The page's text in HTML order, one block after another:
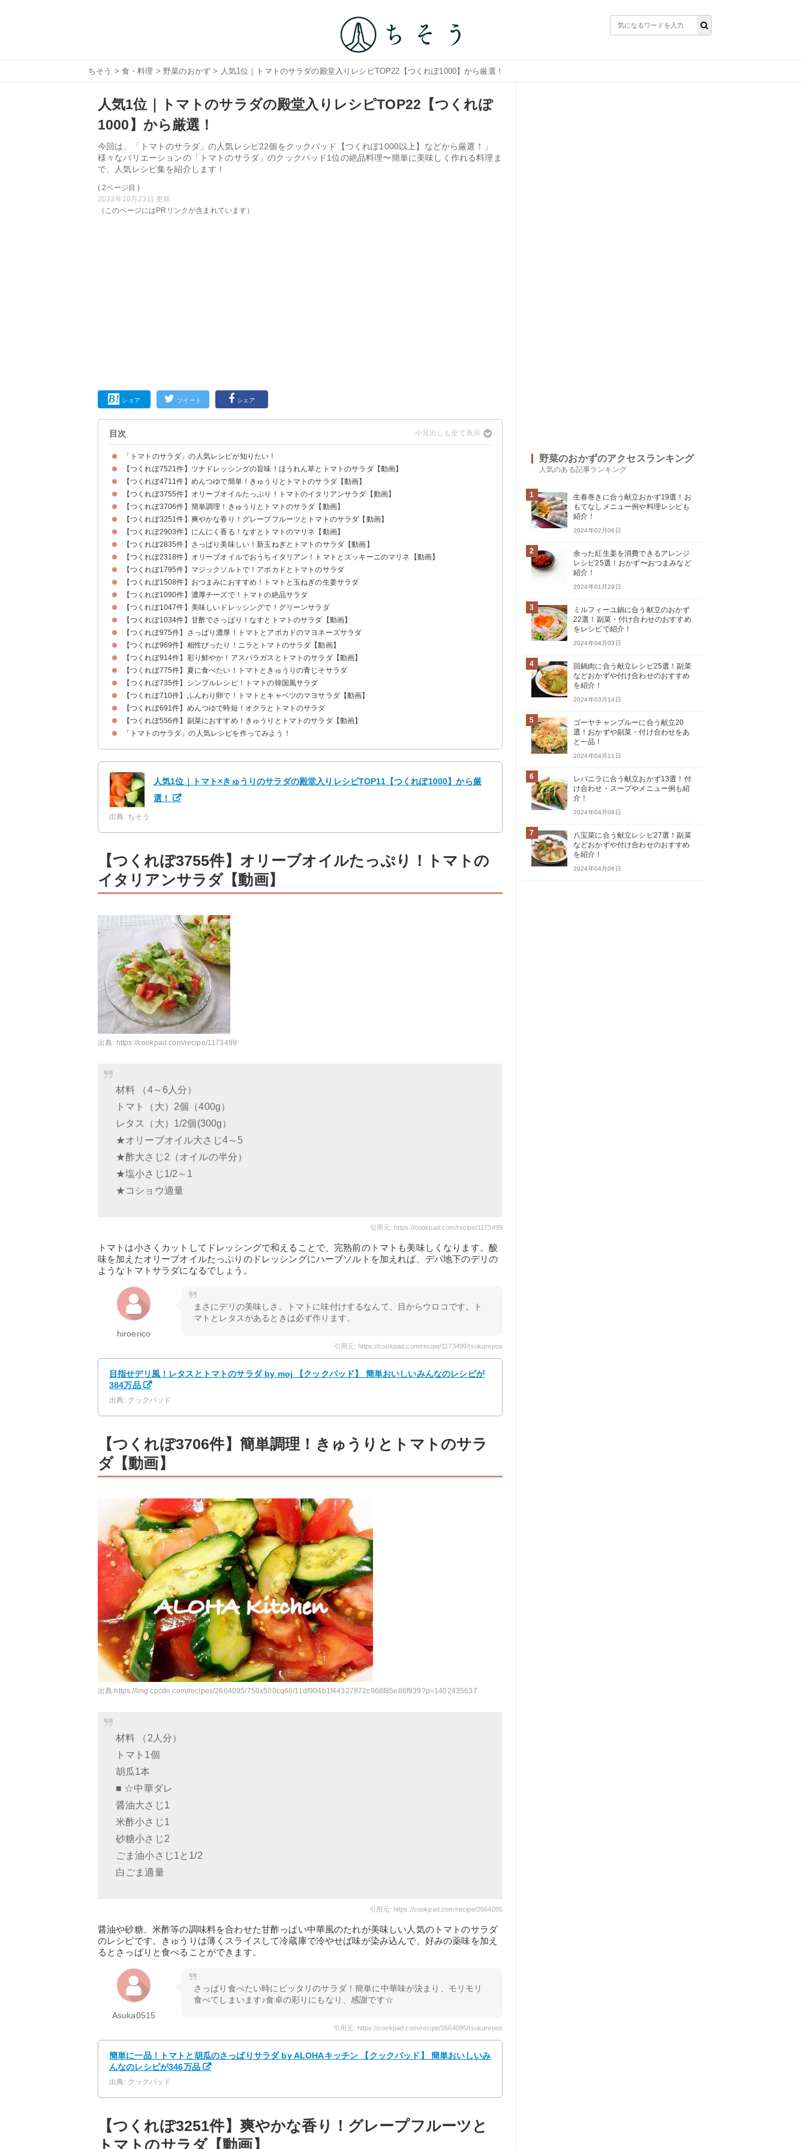
ちそう > 食・料理 > 野菜のおかず > 人気1位｜トマトのサラダの殿堂入りレシピTOP22【つくれぽ1000】から厳選！
人気1位｜トマトのサラダの殿堂入りレシピTOP22【つくれぽ
1000】から厳選！
今回は、「トマトのサラダ」の人気レシピ22個をクックパッド【つくれぽ1000以上】などから厳選！」
様々なバリエーションの「トマトのサラダ」のクックパッド1位の絶品料理〜簡単に美味しく作れる料理ま
で、人気レシピ集を紹介します！
( 2ページ目 )
2023年10月23日 更新
（このページにはPRリンクが含まれています）
シェア ツイート シェア
目次
「トマトのサラダ」の人気レシピが知りたい！
【つくれぽ7521件】ツナドレッシングの旨味！ほうれん草とトマトのサラダ【動画】
【つくれぽ4711件】めんつゆで簡単！きゅうりとトマトのサラダ【動画】
【つくれぽ3755件】オリーブオイルたっぷり！トマトのイタリアンサラダ【動画】
【つくれぽ3706件】簡単調理！きゅうりとトマトのサラダ【動画】
【つくれぽ3251件】爽やかな香り！グレープフルーツとトマトのサラダ【動画】
【つくれぽ2903件】にんにく香る！なすとトマトのマリネ【動画】
【つくれぽ2835件】さっぱり美味しい！新玉ねぎとトマトのサラダ【動画】
【つくれぽ2318件】オリーブオイルでおうちイタリアン！トマトとズッキーニのマリネ【動画】
【つくれぽ1795件】マジックソルトで！アボカドとトマトのサラダ
【つくれぽ1508件】おつまみにおすすめ！トマトと玉ねぎの生姜サラダ
【つくれぽ1090件】濃厚チーズで！トマトの絶品サラダ
【つくれぽ1047件】美味しいドレッシングで！グリーンサラダ
【つくれぽ1034件】甘酢でさっぱり！なすとトマトのサラダ【動画】
【つくれぽ975件】さっぱり濃厚！トマトとアボカドのマヨネーズサラダ
【つくれぽ969件】相性ぴったり！ニラとトマトのサラダ【動画】
【つくれぽ914件】彩り鮮やか！アスパラガスとトマトのサラダ【動画】
【つくれぽ775件】夏に食べたい！トマトときゅうりの青じそサラダ
【つくれぽ735件】シンプルレシピ！トマトの韓国風サラダ
【つくれぽ710件】ふんわり卵で！トマトとキャベツのマヨサラダ【動画】
【つくれぽ691件】めんつゆで時短！オクラとトマトのサラダ
【つくれぽ556件】副菜におすすめ！きゅうりとトマトのサラダ【動画】
「トマトのサラダ」の人気レシピを作ってみよう！
人気1位｜トマト×きゅうりのサラダの殿堂入りレシピTOP11【つくれぽ1000】から厳
選！
出典: ちそう
【つくれぽ3755件】オリーブオイルたっぷり！トマトの
イタリアンサラダ【動画】
出典: https://cookpad.com/recipe/1173499
材料 （4～6人分）
トマト（大）2個（400g）
レタス（大）1/2個(300g）
★オリーブオイル大さじ4～5
★酢大さじ2（オイルの半分）
★塩小さじ1/2～1
★コショウ適量
引用元: https://cookpad.com/recipe/1173499
トマトは小さくカットしてドレッシングで和えることで、完熟前のトマトも美味しくなります。酸
味を加えたオリーブオイルたっぷりのドレッシングにハーブソルトを加えれば、デパ地下のデリの
ようなトマトサラダになるでしょう。
hiroerico
まさにデリの美味しさ。トマトに味付けするなんて、目からウロコです。ト
マトとレタスがあるときは必ず作ります。
引用元: https://cookpad.com/recipe/1173499/tsukurepos
目指せデリ風！レタスとトマトのサラダ by moj 【クックパッド】 簡単おいしいみんなのレシピが
384万品
出典: クックパッド
【つくれぽ3706件】簡単調理！きゅうりとトマトのサラ
ダ【動画】
出典:https://img.cpcdn.com/recipes/2664095/750x500cq60/11df904b1f44327872c968f85e86f939?p=1402435637
材料 （2人分）
トマト1個
胡瓜1本
■ ☆中華ダレ
醤油大さじ1
米酢小さじ1
砂糖小さじ2
ごま油小さじ1と1/2
白ごま適量
引用元: https://cookpad.com/recipe/2664095
醤油や砂糖、米酢等の調味料を合わせた甘酢っぱい中華風のたれが美味しい人気のトマトのサラダ
のレシピです。きゅうりは薄くスライスして冷蔵庫で冷やせば味が染み込んで、好みの薬味を加え
るとさっぱりと食べることができます。
Asuka0515
さっぱり食べたい時にピッタリのサラダ！簡単に中華味が決まり、モリモリ
食べてしまいます♪食卓の彩りにもなり、感謝です☆
引用元: https://cookpad.com/recipe/2664095/tsukurepos
簡単に一品！トマトと胡瓜のさっぱりサラダ by ALOHAキッチン 【クックパッド】 簡単おいしいみ
んなのレシピが346万品
出典: クックパッド
【つくれぽ3251件】爽やかな香り！グレープフルーツと
トマトのサラダ【動画】
野菜のおかずのアクセスランキング
人気のある記事ランキング
1
生春巻きに合う献立おかず19選！お
もてなしメニュー例や料理レシピも
紹介！
2024年02月06日
2
余った紅生姜を消費できるアレンジ
レシピ25選！おかず〜おつまみなど
紹介！
2024年01月29日
3
ミルフィーユ鍋に合う献立のおかず
22選！副菜・付け合わせのおすすめ
をレシピで紹介！
2024年04月03日
4
回鍋肉に合う献立レシピ25選！副菜
などおかずや付け合わせのおすすめ
を紹介！
2024年03月14日
5
ゴーヤチャンプルーに合う献立20
選！おかずや副菜・付け合わせをあ
と一品！
2024年04月11日
6
レバニラに合う献立おかず13選！付
け合わせ・スープやメニュー例も紹
介！
2024年04月09日
7
八宝菜に合う献立レシピ27選！副菜
などおかずや付け合わせのおすすめ
を紹介！
2024年04月06日